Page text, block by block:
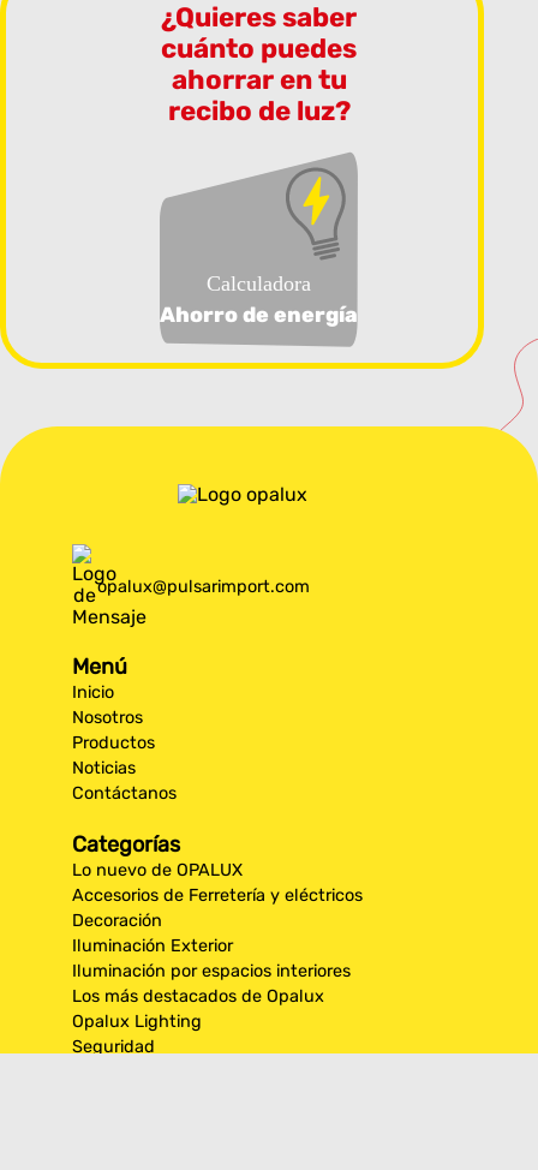
¿Quieres saber
cuánto puedes
ahorrar en tu
recibo de luz?
Calculadora
Ahorro de energía
opalux@pulsarimport.com
Menú
Inicio
Nosotros
Productos
Noticias
Contáctanos
Categorías
Lo nuevo de OPALUX
Accesorios de Ferretería y eléctricos
Decoración
Iluminación Exterior
Iluminación por espacios interiores
Los más destacados de Opalux
Opalux Lighting
Seguridad